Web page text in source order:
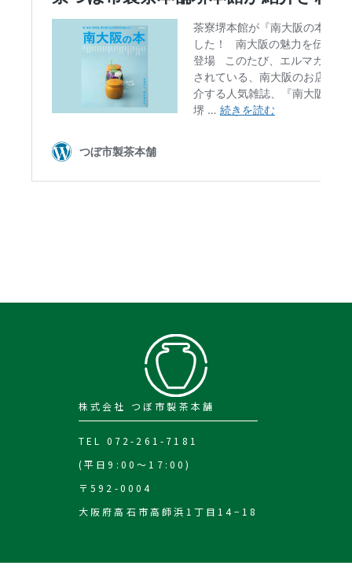
株式会社 つぼ市製茶本舗
TEL 072-261-7181
(平日9:00～17:00)
〒592-0004
大阪府高石市高師浜1丁目14−18